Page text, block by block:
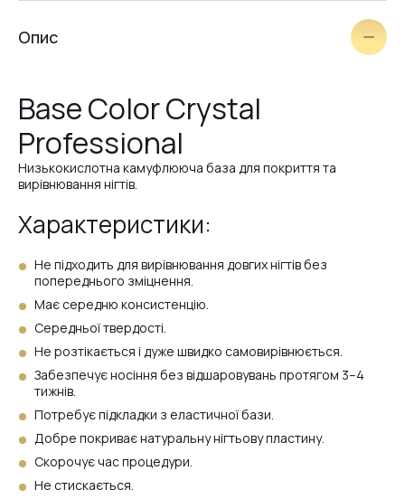
№39
№4
№3
№2
№Ivory
Опис
Base Color Crystal
Professional
Низькокислотна камуфлююча база для покриття та
вирівнювання нігтів.
Характеристики:
Не підходить для вирівнювання довгих нігтів без
попереднього зміцнення.
Має середню консистенцію.
Середньої твердості.
Не розтікається і дуже швидко самовирівнюється.
Забезпечує носіння без відшаровувань протягом 3–4
тижнів.
Потребує підкладки з еластичної бази.
Добре покриває натуральну нігтьову пластину.
Скорочує час процедури.
Не стискається.